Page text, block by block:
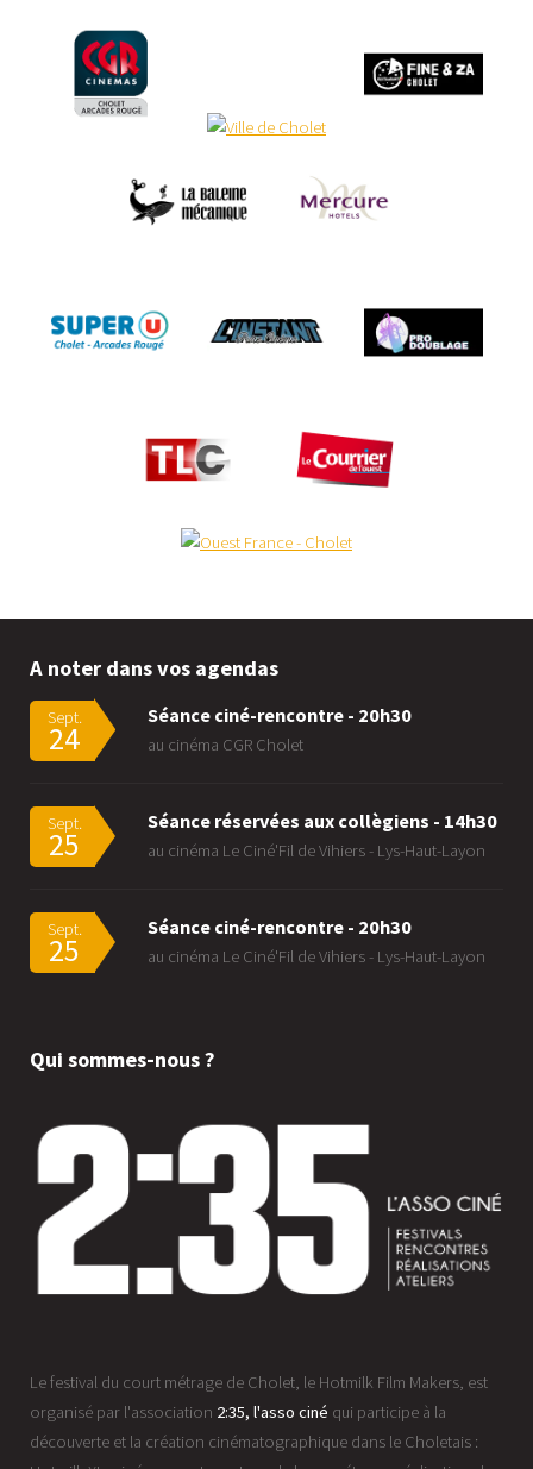
A noter dans vos agendas
Sept.
24
Séance ciné-rencontre - 20h30
au cinéma CGR Cholet
Sept.
25
Séance réservées aux collègiens - 14h30
au cinéma Le Ciné'Fil de Vihiers - Lys-Haut-Layon
Sept.
25
Séance ciné-rencontre - 20h30
au cinéma Le Ciné'Fil de Vihiers - Lys-Haut-Layon
Qui sommes-nous ?
Le festival du court métrage de Cholet, le Hotmilk Film Makers, est
organisé par l'association 2:35, l'asso ciné qui participe à la
découverte et la création cinématographique dans le Choletais :